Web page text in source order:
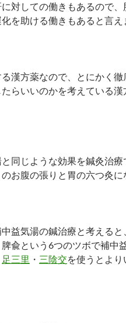
対しての働きもあるので
を助ける働きもあると言え
漢方薬なので、とにかく徹
らいいのかを考えている漢
同じような効果を鍼灸治療
お腹の張りと胃の六つ灸に
益気湯の鍼治療と考えると
兪という6つのツボで補中
足三里 ・ 三陰交を使うとよ